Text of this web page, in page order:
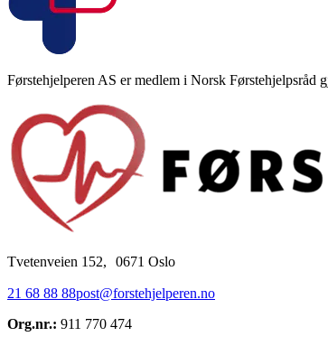
Førstehjelperen AS er medlem i Norsk
Tvetenveien 152, 0671 Oslo
21 68 88 88post@forstehjelperen.no
Org.nr.: 911 770 474